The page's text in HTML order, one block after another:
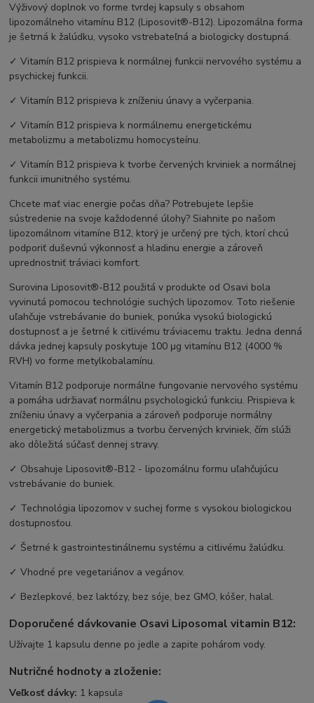
Výživový doplnok vo forme tvrdej kapsuly s obsahom
lipozomálneho vitamínu B12 (Liposovit®-B12). Lipozomálna forma
je šetrná k žalúdku, vysoko vstrebateľná a biologicky dostupná.
✓ Vitamín B12 prispieva k normálnej funkcii nervového systému a
psychickej funkcii.
✓ Vitamín B12 prispieva k zníženiu únavy a vyčerpania.
✓ Vitamín B12 prispieva k normálnemu energetickému
metabolizmu a metabolizmu homocysteínu.
✓ Vitamín B12 prispieva k tvorbe červených krviniek a normálnej
funkcii imunitného systému.
Chcete mať viac energie počas dňa? Potrebujete lepšie
sústredenie na svoje každodenné úlohy? Siahnite po našom
lipozomálnom vitamíne B12, ktorý je určený pre tých, ktorí chcú
podporiť duševnú výkonnosť a hladinu energie a zároveň
uprednostniť tráviaci komfort.
Surovina Liposovit®-B12 použitá v produkte od Osavi bola
vyvinutá pomocou technológie suchých lipozomov. Toto riešenie
uľahčuje vstrebávanie do buniek, ponúka vysokú biologickú
dostupnosť a je šetrné k citlivému tráviacemu traktu. Jedna denná
dávka jednej kapsuly poskytuje 100 μg vitamínu B12 (4000 %
RVH) vo forme metylkobalamínu.
Vitamín B12 podporuje normálne fungovanie nervového systému
a pomáha udržiavať normálnu psychologickú funkciu. Prispieva k
zníženiu únavy a vyčerpania a zároveň podporuje normálny
energetický metabolizmus a tvorbu červených krviniek, čím slúži
ako dôležitá súčasť dennej stravy.
✓ Obsahuje Liposovit®-B12 - lipozomálnu formu uľahčujúcu
vstrebávanie do buniek.
✓ Technológia lipozomov v suchej forme s vysokou biologickou
dostupnosťou.
✓ Šetrné k gastrointestinálnemu systému a citlivému žalúdku.
✓ Vhodné pre vegetariánov a vegánov.
✓ Bezlepkové, bez laktózy, bez sóje, bez GMO, kóšer, halal.
Doporučené dávkovanie Osavi Liposomal vitamin B12:
Užívajte 1 kapsulu denne po jedle a zapite pohárom vody.
Nutričné hodnoty a zloženie:
Veľkosť dávky: 1 kapsula